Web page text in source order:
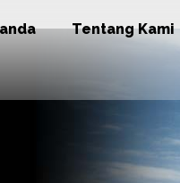
Tentang Kami